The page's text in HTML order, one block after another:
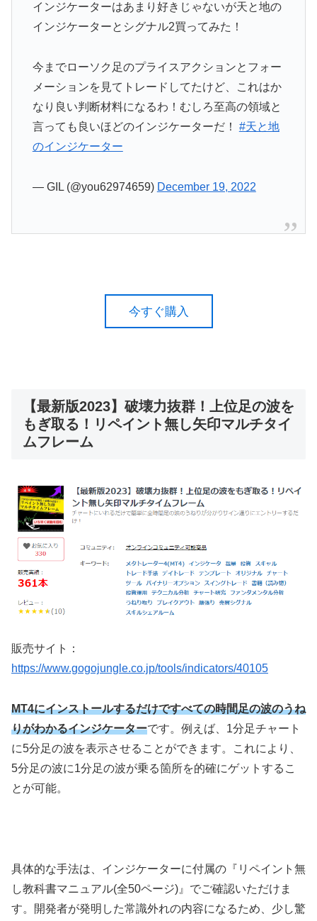
インジケーターはあまり好きじゃないが天と地の
インジケーターとシグナル2買ってみた！
今までローソク足のプライスアクションとフォー
メーションを見てトレードしてたけど、これはか
なり良い判断材料になるわ！むしろ至高の領域と
言っても良いほどのインジケーターだ！ #天と地
のインジケーター
— GIL (@you62974659) December 19, 2022
今すぐ購入
【最新版2023】破壊力抜群！上位足の波を
もぎ取る！リペイント無し矢印マルチタイ
ムフレーム
販売サイト：
https://www.gogojungle.co.jp/tools/indicators/40105
MT4にインストールするだけですべての時間足の波のうね
りがわかるインジケーターです。例えば、1分足チャート
に5分足の波を表示させることができます。これにより、
5分足の波に1分足の波が乗る箇所を的確にゲットするこ
とが可能。
具体的な手法は、インジケーターに付属の『リペイント無
し教科書マニュアル(全50ページ)』でご確認いただけま
す。開発者が発明した常識外れの内容になるため、少し驚